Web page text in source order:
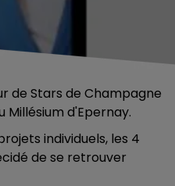
de Stars de Champagne
Millésium d'Epernay.
individuels, les 4
de se retrouver